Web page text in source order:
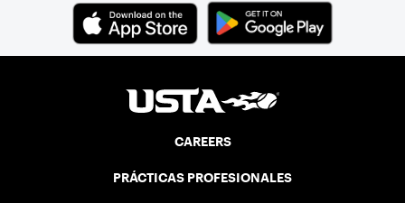
CAREERS
PRÁCTICAS PROFESIONALES